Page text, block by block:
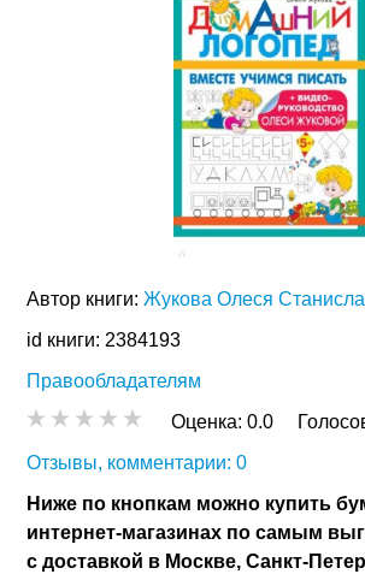
Автор книги:Жукова Олеся
id книги: 2384193
Правообладателям
Оценка:0.0
Отзывы, комментарии: 0
Ниже по кнопкам можно купить
интернет-магазинах по самым
с доставкой в Москве, Санкт-